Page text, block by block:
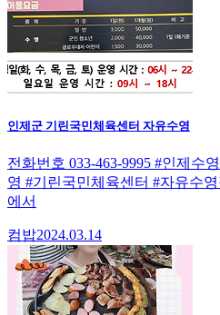
인제군 기린국민체육센터 자유수영
전화번호 033-463-9995 #인제수
영 #기린국민체육센터 #자유수
에서
컴밥2024.03.14